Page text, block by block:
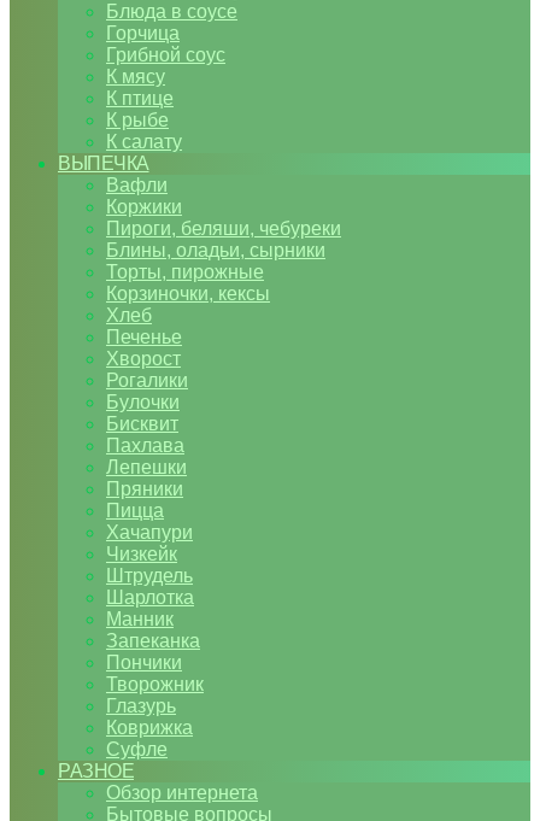
Блюда в соусе
Горчица
Грибной соус
К мясу
К птице
К рыбе
К салату
ВЫПЕЧКА
Вафли
Коржики
Пироги, беляши, чебуреки
Блины, оладьи, сырники
Торты, пирожные
Корзиночки, кексы
Хлеб
Печенье
Хворост
Рогалики
Булочки
Бисквит
Пахлава
Лепешки
Пряники
Пицца
Хачапури
Чизкейк
Штрудель
Шарлотка
Манник
Запеканка
Пончики
Творожник
Глазурь
Коврижка
Суфле
РАЗНОЕ
Обзор интернета
Бытовые вопросы